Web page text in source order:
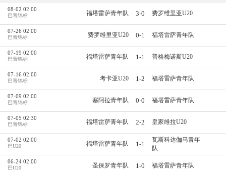
08-02 02:00
巴青锦标 福塔雷萨青年队 3-0 费罗维里亚U20
07-26 02:00
巴青锦标 费罗维里亚U20 0-1 福塔雷萨青年队
07-19 02:00
巴青锦标 福塔雷萨青年队 1-1 普格梅诺斯U20
07-16 02:00
巴青锦标 考卡亚U20 1-2 福塔雷萨青年队
07-09 02:00
巴青锦标 塞阿拉青年队 0-0 福塔雷萨青年队
07-05 02:30
巴青锦标 福塔雷萨青年队 2-2 皇家维拉U20
07-02 02:00
巴U20 福塔雷萨青年队 1-1
瓦斯科达伽马青年
队
06-24 02:00
巴U20 圣保罗青年队 1-0 福塔雷萨青年队